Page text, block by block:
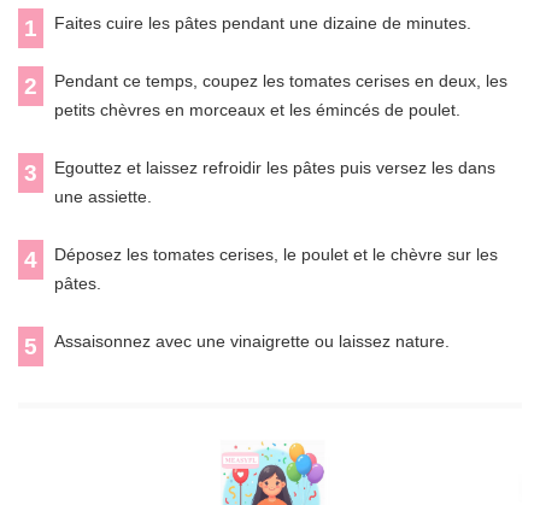
1 Faites cuire les pâtes pendant une dizaine de minutes.
2
Pendant ce temps, coupez les tomates cerises en deux, les
petits chèvres en morceaux et les émincés de poulet.
3
Egouttez et laissez refroidir les pâtes puis versez les dans
une assiette.
4
Déposez les tomates cerises, le poulet et le chèvre sur les
pâtes.
5 Assaisonnez avec une vinaigrette ou laissez nature.